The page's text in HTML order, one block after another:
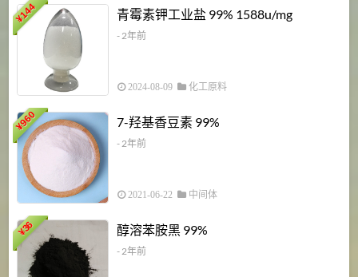
¥
144 青霉素钾工业盐 99% 1588u/mg
- 2年前
2024-08-09 化工原料
¥
960 7-羟基香豆素 99%
- 2年前
2021-06-22 中间体
¥
36 醇溶苯胺黑 99%
- 2年前